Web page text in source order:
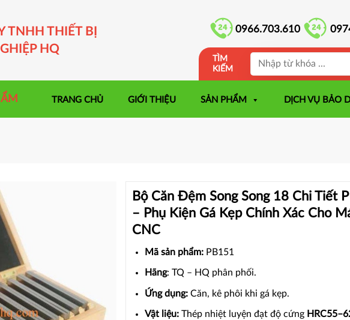
TNHH THIẾT BỊ
HQ
0966.703.610
TÌM
KIẾM
TRANG CHỦ GIỚI THIỆU SẢN PHẨM DỊCH VỤ BẢO
Bộ Căn Đệm Song Song 18 Chi Tiết
– Phụ Kiện Gá Kẹp Chính Xác Cho
CNC
Mã sản phẩm:PB151
Hãng: TQ – HQ phân phối.
Ứng dụng:Căn, kê phôi khi gá kẹp.
Vật liệu:Thép nhiệt luyện đạt độ cứng